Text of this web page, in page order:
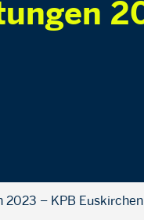
– KPB Euskirchen